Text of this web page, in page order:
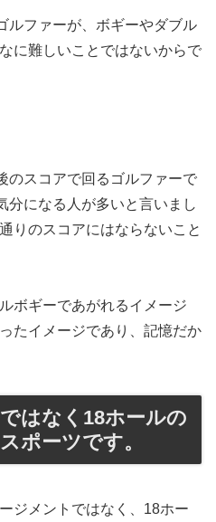
ルファーが、ボギーやダブル
に難しいことではないからで
のスコアで回るゴルファーで
分になる人が多いと言いまし
りのスコアにはならないこと
ボギーであがれるイメージ
たイメージであり、記憶だか
はなく18ホールの
ポーツです。
ジメントではなく、18ホー